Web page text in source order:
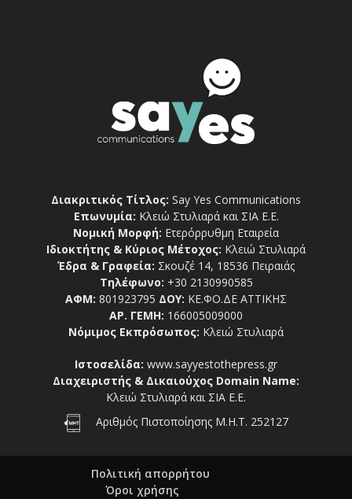
Διακριτικός Τίτλος: Say Yes Communications
Επωνυμία: Κλειώ Στυλιαρά και ΣΙΑ Ε.Ε.
Νομική Μορφή: Ετερόρρυθμη Εταιρεία
Ιδιοκτήτης & Κύριος Μέτοχος: Κλειώ Στυλιαρά
Έδρα & Γραφεία: Σκουζέ 14, 18536 Πειραιάς
Τηλέφωνο: +30 2130990585
ΑΦΜ: 801923795 ΔΟΥ: ΚΕ.ΦΟ.ΔΕ ΑΤΤΙΚΗΣ
ΑΡ. ΓΕΜΗ: 166005009000
Νόμιμος Εκπρόσωπος: Κλειώ Στυλιαρά
Ιστοσελίδα: www.sayyestothepress.gr
Διαχειριστής & Δικαιούχος Domain Name:
Κλειώ Στυλιαρά και ΣΙΑ Ε.Ε.
Αριθμός Πιστοποίησης Μ.Η.Τ. 252127
Πολιτική απορρήτου
Όροι χρήσης